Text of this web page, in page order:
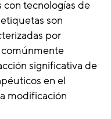
tecnologías de
son
por
significativa de
en el
modificación